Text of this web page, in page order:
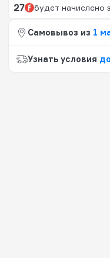
27 будет начислено
Самовывоз из 1
Узнать условия